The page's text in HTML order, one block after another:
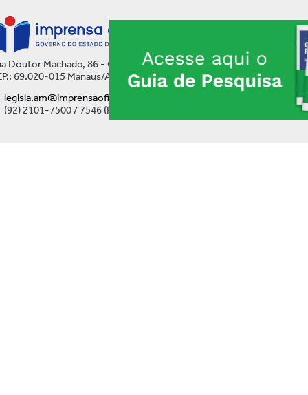
Doutor Machado, 86 - Centro
69.020-015 Manaus/AM
legisla.am@imprensaoficial.am.gov.br
(92) 2101-7500 / 7546 (Ramal)